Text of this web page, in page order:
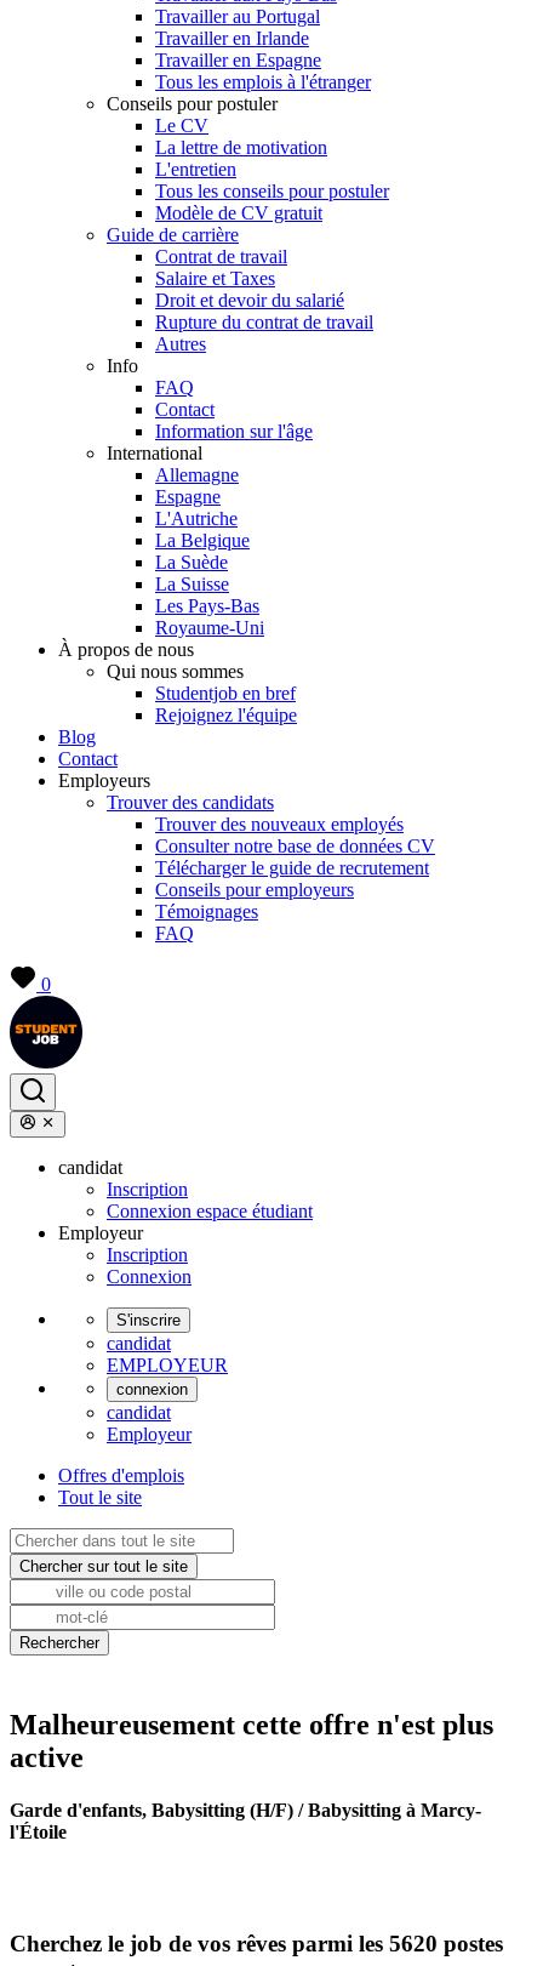
Travailler au Portugal
Travailler en Irlande
Travailler en Espagne
Tous les emplois à l'étranger
Conseils pour postuler
Le CV
La lettre de motivation
L'entretien
Tous les conseils pour postuler
Modèle de CV gratuit
Guide de carrière
Contrat de travail
Salaire et Taxes
Droit et devoir du salarié
Rupture du contrat de travail
Autres
Info
FAQ
Contact
Information sur l'âge
International
Allemagne
Espagne
L'Autriche
La Belgique
La Suède
La Suisse
Les Pays-Bas
Royaume-Uni
À propos de nous
Qui nous sommes
Studentjob en bref
Rejoignez l'équipe
Blog
Contact
Employeurs
Trouver des candidats
Trouver des nouveaux employés
Consulter notre base de données CV
Télécharger le guide de recrutement
Conseils pour employeurs
Témoignages
FAQ
0
candidat
Inscription
Connexion espace étudiant
Employeur
Inscription
Connexion
S'inscrire
candidat
EMPLOYEUR
connexion
candidat
Employeur
Offres d'emplois
Tout le site
Malheureusement cette offre n'est plus
active
Garde d'enfants, Babysitting (H/F) / Babysitting à Marcy-
l'Étoile
Cherchez le job de vos rêves parmi les 5620 postes